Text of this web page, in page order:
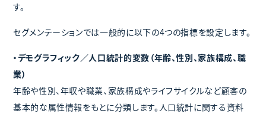
す。
セグメンテーションでは一般的に以下の4つの指標を設定します。
・デモグラフィック／人口統計的変数（年齢、性別、家族構成、職
業）
年齢や性別、年収や職業、家族構成やライフサイクルなど顧客の
基本的な属性情報をもとに分類します。人口統計に関する資料